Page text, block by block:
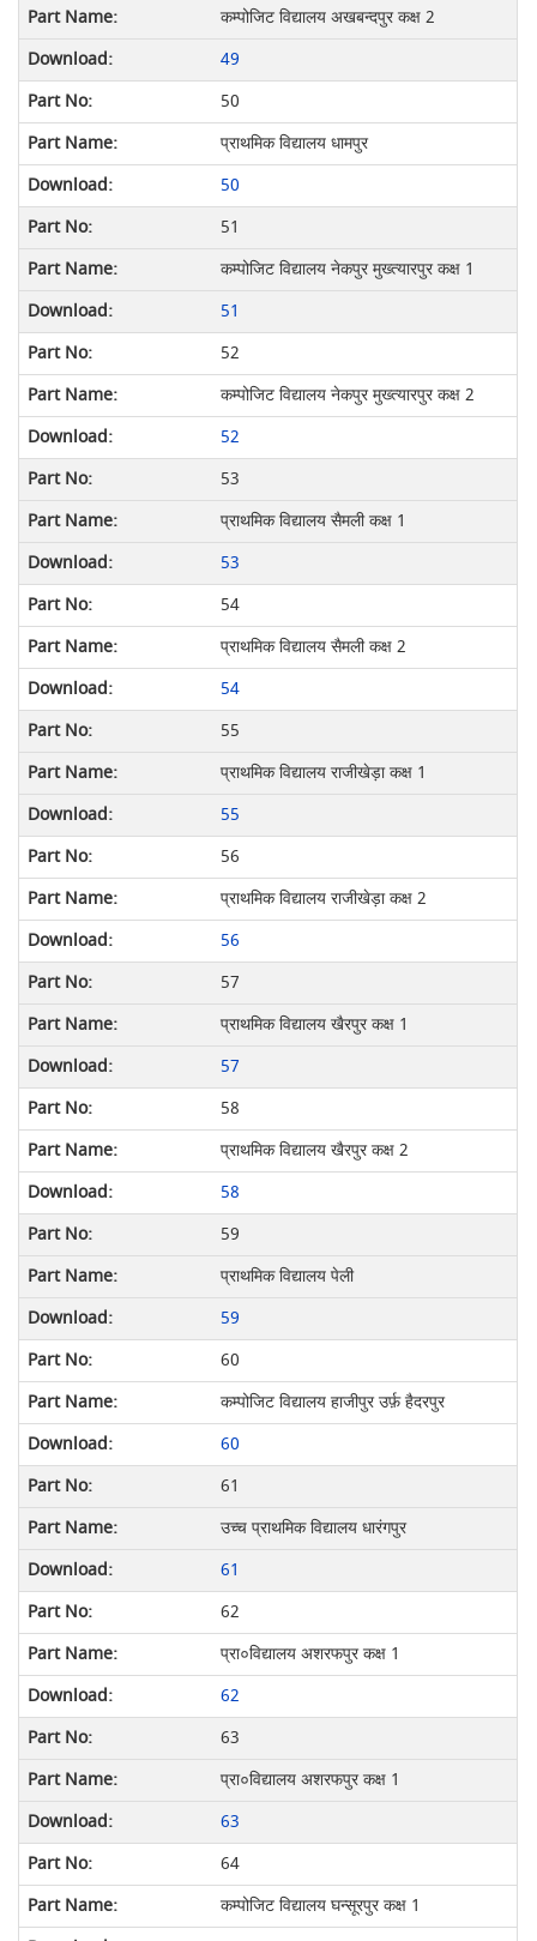
कम्पोजिट विद्यालय अखबन्दपुर कक्ष 2
49
50
प्राथमिक विद्यालय धामपुर
50
51
कम्पोजिट विद्यालय नेकपुर मुख्त्यारपुर कक्ष 1
51
52
कम्पोजिट विद्यालय नेकपुर मुख्त्यारपुर कक्ष 2
52
53
प्राथमिक विद्यालय सैमली कक्ष 1
53
54
प्राथमिक विद्यालय सैमली कक्ष 2
54
55
प्राथमिक विद्यालय राजीखेड़ा कक्ष 1
55
56
प्राथमिक विद्यालय राजीखेड़ा कक्ष 2
56
57
प्राथमिक विद्यालय खैरपुर कक्ष 1
57
58
प्राथमिक विद्यालय खैरपुर कक्ष 2
58
59
प्राथमिक विद्यालय पेली
59
60
कम्पोजिट विद्यालय हाजीपुर उर्फ़ हैदरपुर
60
61
उच्च प्राथमिक विद्यालय धारंगपुर
61
62
प्रा०विद्यालय अशरफपुर कक्ष 1
62
63
प्रा०विद्यालय अशरफपुर कक्ष 1
63
64
कम्पोजिट विद्यालय घन्सूरपुर कक्ष 1